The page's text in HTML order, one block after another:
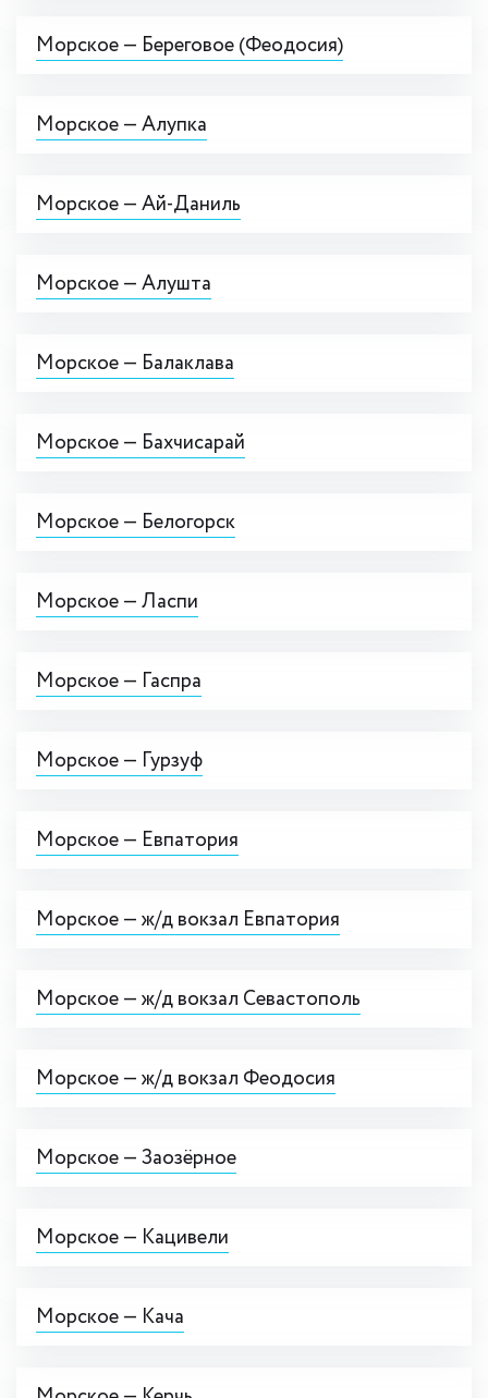
Морское — Береговое (Феодосия)
Морское — Алупка
Морское — Ай-Даниль
Морское — Алушта
Морское — Балаклава
Морское — Бахчисарай
Морское — Белогорск
Морское — Ласпи
Морское — Гаспра
Морское — Гурзуф
Морское — Евпатория
Морское — ж/д вокзал Евпатория
Морское — ж/д вокзал Севастополь
Морское — ж/д вокзал Феодосия
Морское — Заозёрное
Морское — Кацивели
Морское — Кача